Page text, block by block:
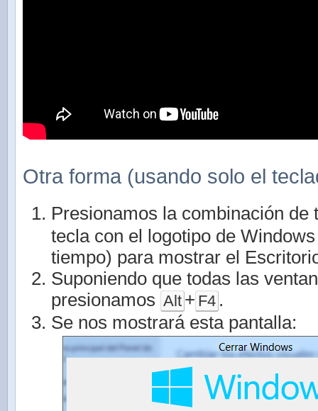
Otra forma (usando solo el
Presionamos la combinación de
tecla con el logotipo de
tiempo) para mostrar el
Suponiendo que todas las
presionamos Alt + F4 .
Se nos mostrará esta pantalla: